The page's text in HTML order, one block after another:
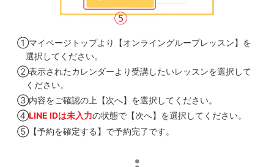
①マイページトップより【オンライングループレッスン】を
選択してください。
②表示されたカレンダーより受講したいレッスンを選択して
ください。
③内容をご確認の上【次へ】を選択してください。
④LINE IDは未入力の状態で【次へ】を選択してください。
⑤【予約を確定する】で予約完了です。